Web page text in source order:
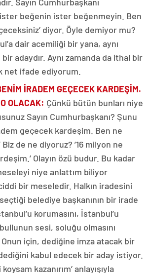
ister beğenin ister beğenmeyin. Ben
diyor. Öyle demiyor mu?
dair acemiliği bir yana, aynı
adaydır. Aynı zamanda da ithal bir
net ifade ediyorum.
İRADEM GEÇECEK KARDEŞİM.
OLACAK: Çünkü bütün bunları niye
Sayın Cumhurbaşkanı? Şunu
geçecek kardeşim. Ben ne
de ne diyoruz? ’16 milyon ne
Olayın özü budur. Bu kadar
niye anlattım biliyor
bir meseledir. Halkın iradesini
belediye başkanının bir irade
korumasını, İstanbul’u
sesi, soluğu olmasını
için, dediğine imza atacak bir
kabul edecek bir aday istiyor.
kazanırım’ anlayışıyla